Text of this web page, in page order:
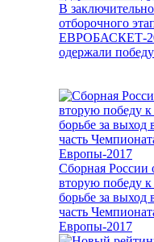
В
отборочного
ЕВРОБАСКЕТ-
одержали
Сборная России
вторую победу к
борьбе за
часть
Европы-2017